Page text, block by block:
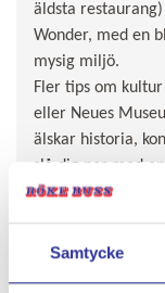
Samtycke
äldsta
Wonder, med en
mysig miljö.
Fler tips om
eller Neues
älskar historia,
slå dig ner med
perfekt för en
Vi samlas för
vill förlänga